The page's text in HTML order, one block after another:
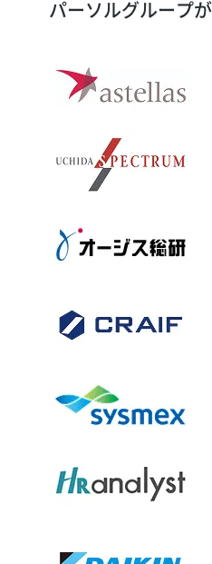
パーソルグループ